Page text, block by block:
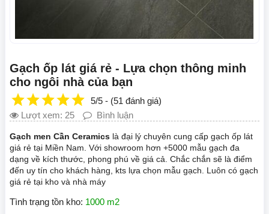
Gạch ốp lát giá rẻ - Lựa chọn thông minh
cho ngôi nhà của bạn
5/5 - (51 đánh giá)
Lượt xem: 25
Bình luận
Gạch men Cần Ceramics là đại lý chuyên cung cấp gạch ốp lát
giá rẻ tại Miền Nam. Với showroom hơn +5000 mẫu gạch đa
dạng về kích thước, phong phú về giá cả. Chắc chắn sẽ là điểm
đến uy tín cho khách hàng, kts lựa chọn mẫu gạch. Luôn có gạch
giá rẻ tại kho và nhà máy
Tình trạng tồn kho: 1000 m2